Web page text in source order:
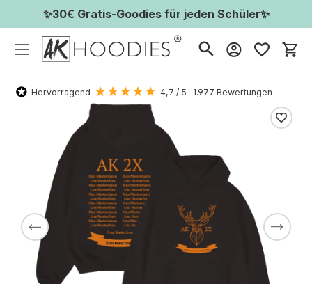
✨30€ Gratis-Goodies für jeden Schüler✨
Hervorragend 4,7 / 5 1.977 Bewertungen